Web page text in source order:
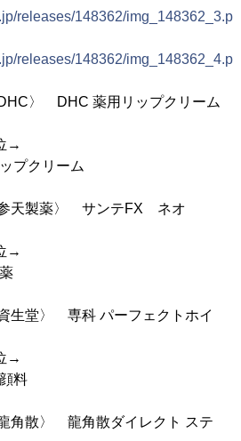
releases/148362/
releases/148362/
〉 DHC 薬用リップクリーム
→
クリーム
天製薬〉 サンテFX ネオ
→
堂〉 専科 パーフェクトホイ
→
料
散〉 龍角散ダイレクト ステ